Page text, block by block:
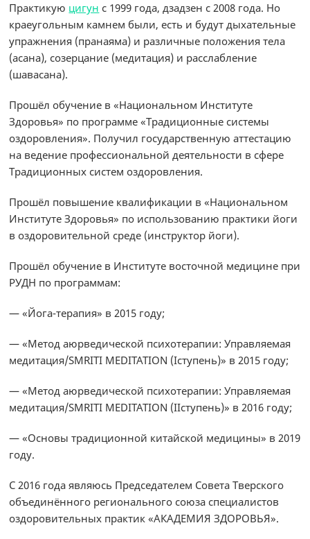
Практикую цигун с 1999 года, дзадзен с 2008 года. Но
краеугольным камнем были, есть и будут дыхательные
упражнения (пранаяма) и различные положения тела
(асана), созерцание (медитация) и расслабление
(шавасана).
Прошёл обучение в «Национальном Институте
Здоровья» по программе «Традиционные системы
оздоровления». Получил государственную аттестацию
на ведение профессиональной деятельности в сфере
Традиционных систем оздоровления.
Прошёл повышение квалификации в «Национальном
Институте Здоровья» по использованию практики йоги
в оздоровительной среде (инструктор йоги).
Прошёл обучение в Институте восточной медицине при
РУДН по программам:
— «Йога-терапия» в 2015 году;
— «Метод аюрведической психотерапии: Управляемая
медитация/SMRITI MEDITATION (Iступень)» в 2015 году;
— «Метод аюрведической психотерапии: Управляемая
медитация/SMRITI MEDITATION (IIступень)» в 2016 году;
— «Основы традиционной китайской медицины» в 2019
году.
С 2016 года являюсь Председателем Совета Тверского
объединённого регионального союза специалистов
оздоровительных практик «АКАДЕМИЯ ЗДОРОВЬЯ».